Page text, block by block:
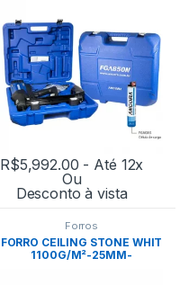
R$5,992.00 - Até 12x
Ou
Desconto à vista
Forros
FORRO CEILING STONE WHIT
1100G/M²-25MM-